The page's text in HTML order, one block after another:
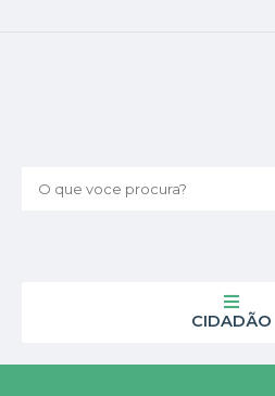
O que voce procura?
CIDADÃO